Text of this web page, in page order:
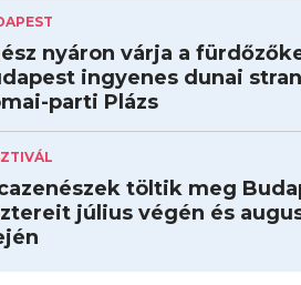
nyáron várja a
ingyenes dunai
parti Plázs
töltik meg
július végén és